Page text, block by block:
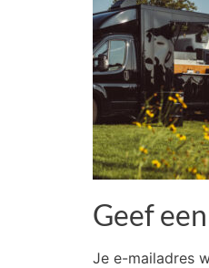
Geef
Je e-mailadres